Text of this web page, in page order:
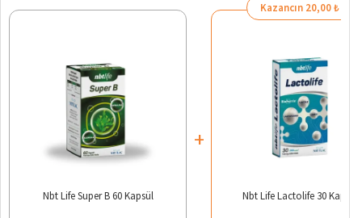
Nbt Life Super B 60 Kapsül
+
Kazancın 20,00 ₺
Nbt Life Lactolife 30 Kapsül